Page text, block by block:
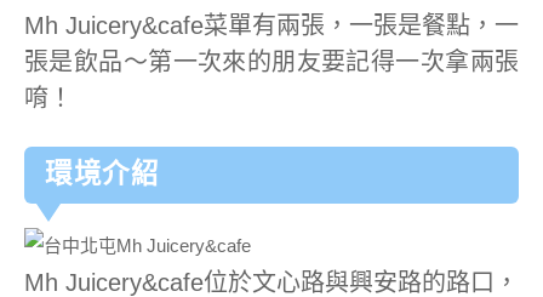
Mh Juicery&cafe菜單有兩張，一張是餐點，一
張是飲品～第一次來的朋友要記得一次拿兩張
唷！
環境介紹
Mh Juicery&cafe位於文心路與興安路的路口，